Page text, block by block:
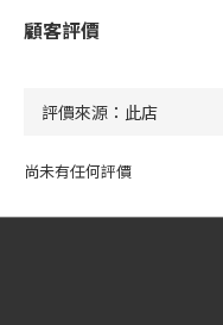
顧客評價
尚未有任何評價